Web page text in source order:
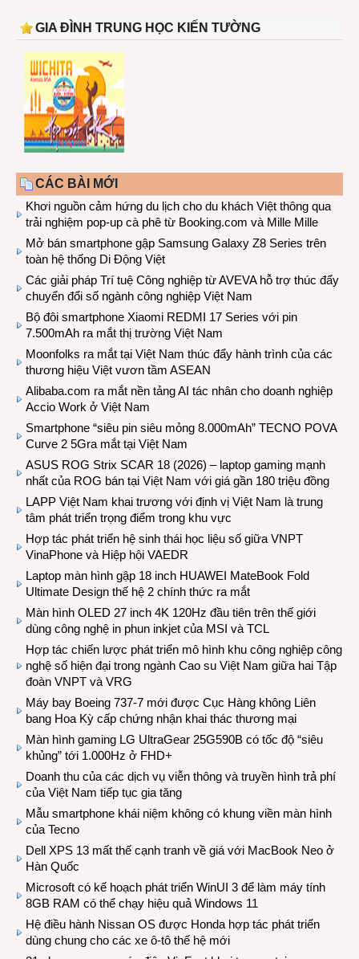
GIA ĐÌNH TRUNG HỌC KIẾN TƯỜNG
CÁC BÀI MỚI
Khơi nguồn cảm hứng du lịch cho du khách Việt thông qua
trải nghiệm pop-up cà phê từ Booking.com và Mille Mille
Mở bán smartphone gập Samsung Galaxy Z8 Series trên
toàn hệ thống Di Động Việt
Các giải pháp Trí tuệ Công nghiệp từ AVEVA hỗ trợ thúc đẩy
chuyển đổi số ngành công nghiệp Việt Nam
Bộ đôi smartphone Xiaomi REDMI 17 Series với pin
7.500mAh ra mắt thị trường Việt Nam
Moonfolks ra mắt tại Việt Nam thúc đẩy hành trình của các
thương hiệu Việt vươn tầm ASEAN
Alibaba.com ra mắt nền tảng AI tác nhân cho doanh nghiệp
Accio Work ở Việt Nam
Smartphone “siêu pin siêu mỏng 8.000mAh” TECNO POVA
Curve 2 5Gra mắt tại Việt Nam
ASUS ROG Strix SCAR 18 (2026) – laptop gaming mạnh
nhất của ROG bán tại Việt Nam với giá gần 180 triệu đồng
LAPP Việt Nam khai trương với định vị Việt Nam là trung
tâm phát triển trọng điểm trong khu vực
Hợp tác phát triển hệ sinh thái học liệu số giữa VNPT
VinaPhone và Hiệp hội VAEDR
Laptop màn hình gập 18 inch HUAWEI MateBook Fold
Ultimate Design thế hệ 2 chính thức ra mắt
Màn hình OLED 27 inch 4K 120Hz đầu tiên trên thế giới
dùng công nghệ in phun inkjet của MSI và TCL
Hợp tác chiến lược phát triển mô hình khu công nghiệp công
nghệ số hiện đại trong ngành Cao su Việt Nam giữa hai Tập
đoàn VNPT và VRG
Máy bay Boeing 737-7 mới được Cục Hàng không Liên
bang Hoa Kỳ cấp chứng nhận khai thác thương mại
Màn hình gaming LG UltraGear 25G590B có tốc độ “siêu
khủng” tới 1.000Hz ở FHD+
Doanh thu của các dịch vụ viễn thông và truyền hình trả phí
của Việt Nam tiếp tục gia tăng
Mẫu smartphone khái niệm không có khung viền màn hình
của Tecno
Dell XPS 13 mất thế cạnh tranh về giá với MacBook Neo ở
Hàn Quốc
Microsoft có kế hoạch phát triển WinUI 3 để làm máy tính
8GB RAM có thể chạy hiệu quả Windows 11
Hệ điều hành Nissan OS được Honda hợp tác phát triển
dùng chung cho các xe ô-tô thế hệ mới